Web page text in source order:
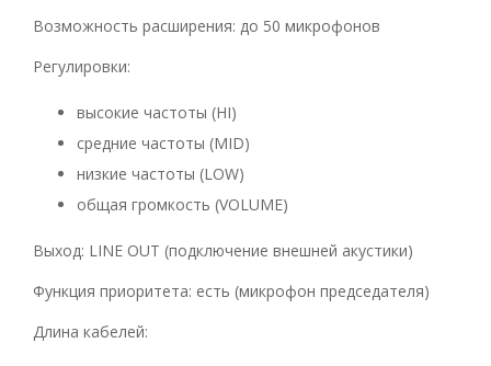
Возможность расширения: до 50 микрофонов
Регулировки:
высокие частоты (HI)
средние частоты (MID)
низкие частоты (LOW)
общая громкость (VOLUME)
Выход: LINE OUT (подключение внешней акустики)
Функция приоритета: есть (микрофон председателя)
Длина кабелей: